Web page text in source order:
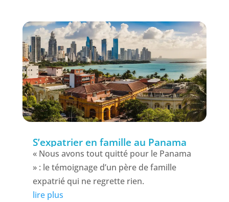
S’expatrier en famille au Panama
« Nous avons tout quitté pour le Panama
» : le témoignage d’un père de famille
expatrié qui ne regrette rien.
lire plus